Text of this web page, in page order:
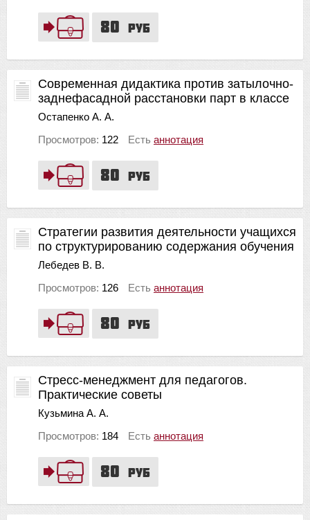
80 руб
80 руб
Современная дидактика против затылочно-
заднефасадной расстановки парт в классе
Остапенко А. А.
Просмотров: 122 Есть аннотация
80 руб
Стратегии развития деятельности учащихся
по структурированию содержания обучения
Лебедев В. В.
Просмотров: 126 Есть аннотация
80 руб
Стресс-менеджмент для педагогов.
Практические советы
Кузьмина А. А.
Просмотров: 184 Есть аннотация